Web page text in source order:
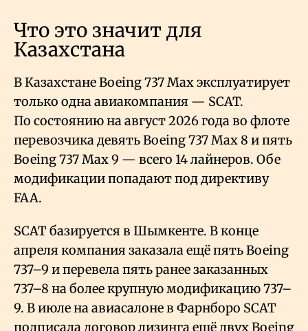
Что это значит для
Казахстана
В Казахстане Boeing 737 Max эксплуатирует
только одна авиакомпания — SCAT.
По состоянию на август 2026 года во флоте
перевозчика девять Boeing 737 Max 8 и пять
Boeing 737 Max 9 — всего 14 лайнеров. Обе
модификации попадают под директиву
FAA.
SCAT базируется в Шымкенте. В конце
апреля компания заказала ещё пять Boeing
737–9 и перевела пять ранее заказанных
737–8 на более крупную модификацию 737–
9. В июле на авиасалоне в Фарнборо SCAT
подписала договор лизинга ещё двух Boeing